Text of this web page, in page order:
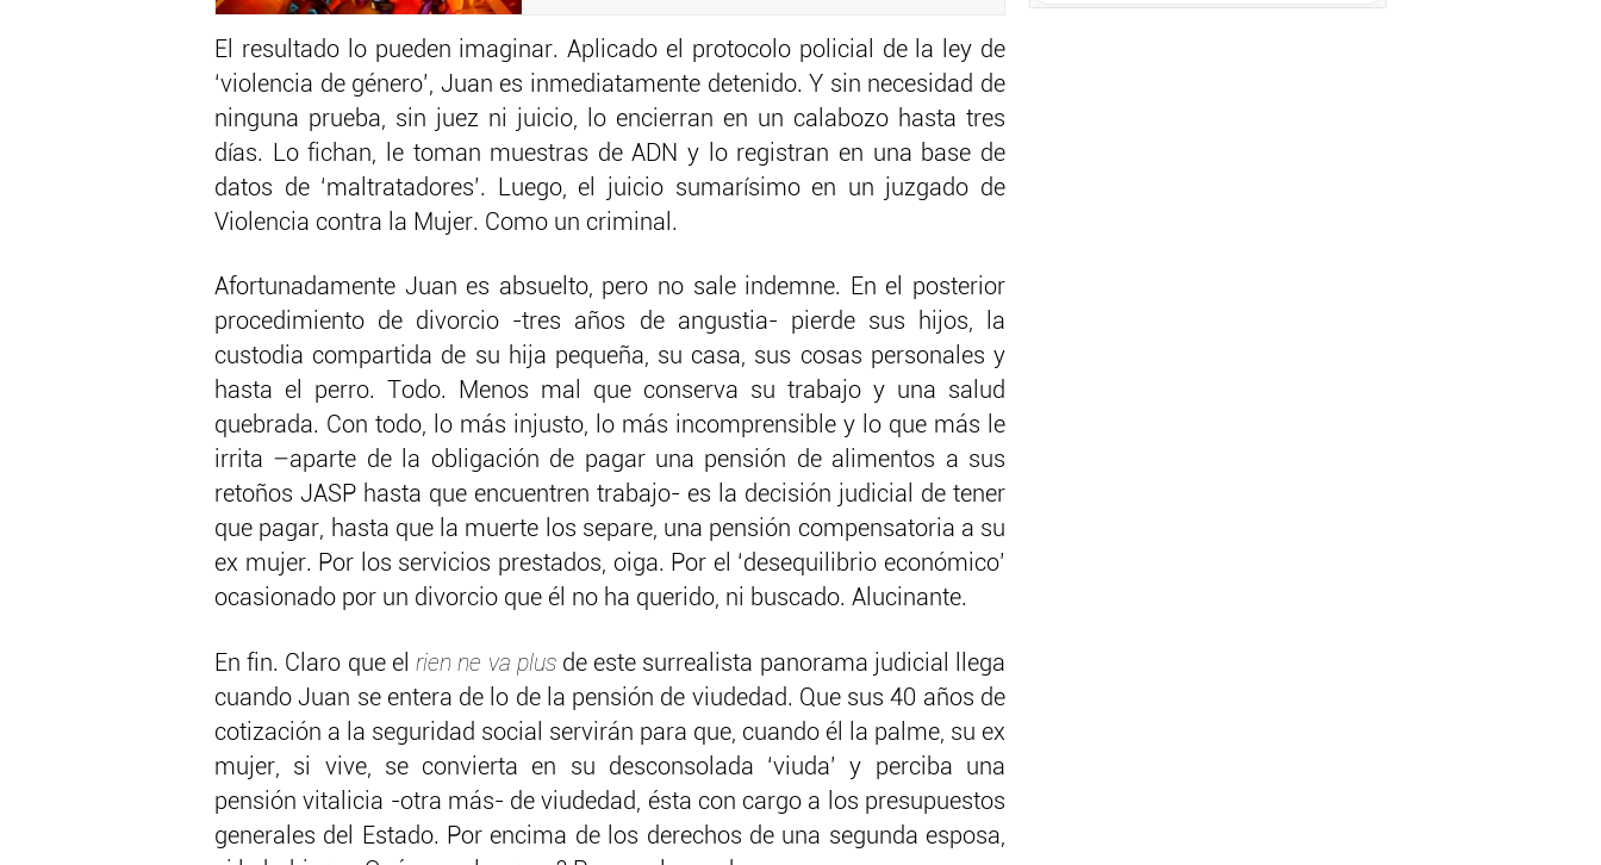
El resultado lo pueden imaginar. Aplicado el protocolo policial de la ley de
‘violencia de género’, Juan es inmediatamente detenido. Y sin necesidad de
ninguna prueba, sin juez ni juicio, lo encierran en un calabozo hasta tres
días. Lo fichan, le toman muestras de ADN y lo registran en una base de
datos de ‘maltratadores’. Luego, el juicio sumarísimo en un juzgado de
Violencia contra la Mujer. Como un criminal.
Afortunadamente Juan es absuelto, pero no sale indemne. En el posterior
procedimiento de divorcio -tres años de angustia- pierde sus hijos, la
custodia compartida de su hija pequeña, su casa, sus cosas personales y
hasta el perro. Todo. Menos mal que conserva su trabajo y una salud
quebrada. Con todo, lo más injusto, lo más incomprensible y lo que más le
irrita –aparte de la obligación de pagar una pensión de alimentos a sus
retoños JASP hasta que encuentren trabajo- es la decisión judicial de tener
que pagar, hasta que la muerte los separe, una pensión compensatoria a su
ex mujer. Por los servicios prestados, oiga. Por el ‘desequilibrio económico’
ocasionado por un divorcio que él no ha querido, ni buscado. Alucinante.
En fin. Claro que elrien ne va plusde este surrealista panorama judicial llega
cuando Juan se entera de lo de la pensión de viudedad. Que sus 40 años de
cotización a la seguridad social servirán para que, cuando él la palme, su ex
mujer, si vive, se convierta en su desconsolada ‘viuda’ y perciba una
pensión vitalicia -otra más- de viudedad, ésta con cargo a los presupuestos
generales del Estado. Por encima de los derechos de una segunda esposa,